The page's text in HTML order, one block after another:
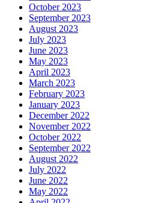
October 2023
September 2023
August 2023
July 2023
June 2023
May 2023
April 2023
March 2023
February 2023
January 2023
December 2022
November 2022
October 2022
September 2022
August 2022
July 2022
June 2022
May 2022